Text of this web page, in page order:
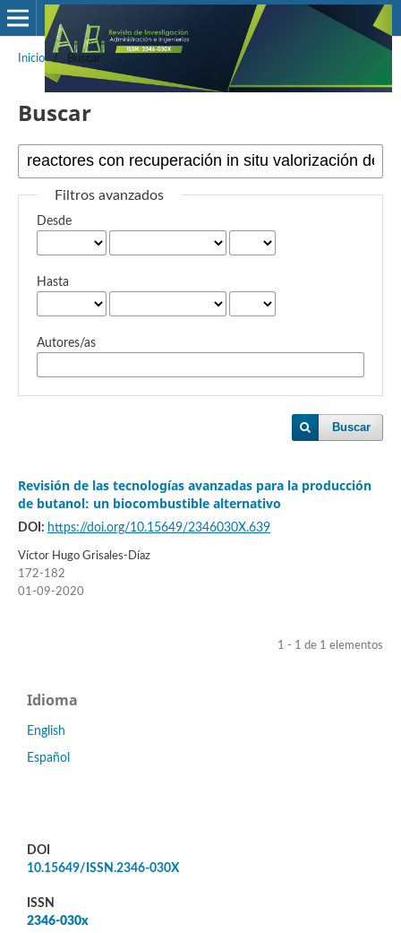
Inicio / Buscar
Buscar
Filtros avanzados
Desde
Hasta
Autores/as
Buscar
Revisión de las tecnologías avanzadas para la producción
de butanol: un biocombustible alternativo
DOI: https://doi.org/10.15649/2346030X.639
Víctor Hugo Grisales-Díaz
172-182
01-09-2020
1 - 1 de 1 elementos
Idioma
English
Español
DOI
10.15649/ISSN.2346-030X
ISSN
2346-030x